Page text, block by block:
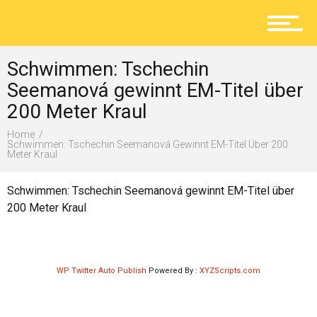
Lokal
Ratgeber
Service
Schwimmen: Tschechin
Seemanová gewinnt EM-Titel über
200 Meter Kraul
Home
Schwimmen: Tschechin Seemanová Gewinnt EM-Titel Über 200
Meter Kraul
Schwimmen: Tschechin Seemanová gewinnt EM-Titel über
200 Meter Kraul
WP Twitter Auto Publish Powered By : XYZScripts.com